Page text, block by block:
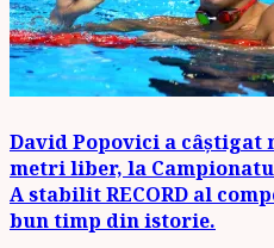
David Popovici a câștigat
metri liber, la
A stabilit RECORD al
bun timp din istorie.